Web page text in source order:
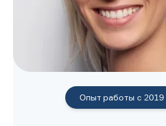
+7 (495) 132-31-03
Опыт работы с 2019